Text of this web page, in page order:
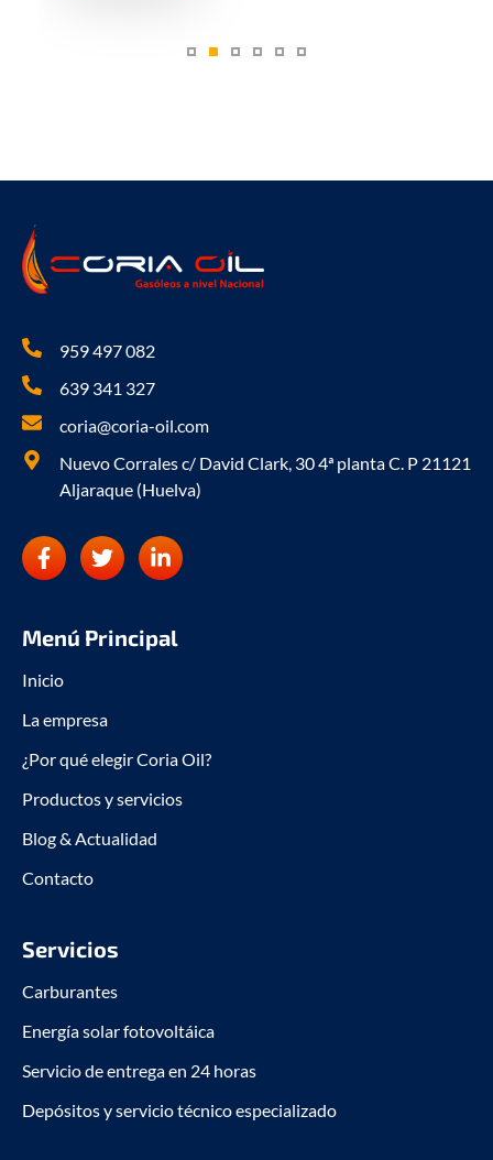
959 497 082
639 341 327
coria@coria-oil.com
Nuevo Corrales c/ David Clark, 30 4ª planta C. P 21121
Aljaraque (Huelva)
F
a
b
o
o
-
T
w
t
L
i
e
d
n
Menú Principal
Inicio
La empresa
¿Por qué elegir Coria Oil?
Productos y servicios
Blog & Actualidad
Contacto
Servicios
Carburantes
Energía solar fotovoltáica
Servicio de entrega en 24 horas
Depósitos y servicio técnico especializado